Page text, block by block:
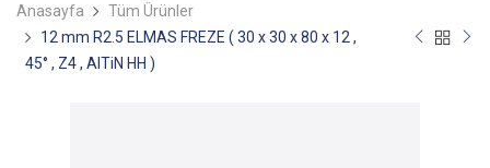
Anasayfa
Tüm Ürünler
12 mm R2.5 ELMAS FREZE ( 30 x 30 x 80 x 12 ,
45° , Z4 , AlTiN HH )